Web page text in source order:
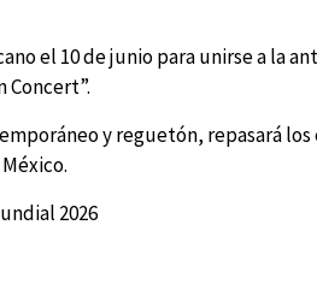
el 10 de junio para unirse a la
Concert”.
y reguetón, repasará los